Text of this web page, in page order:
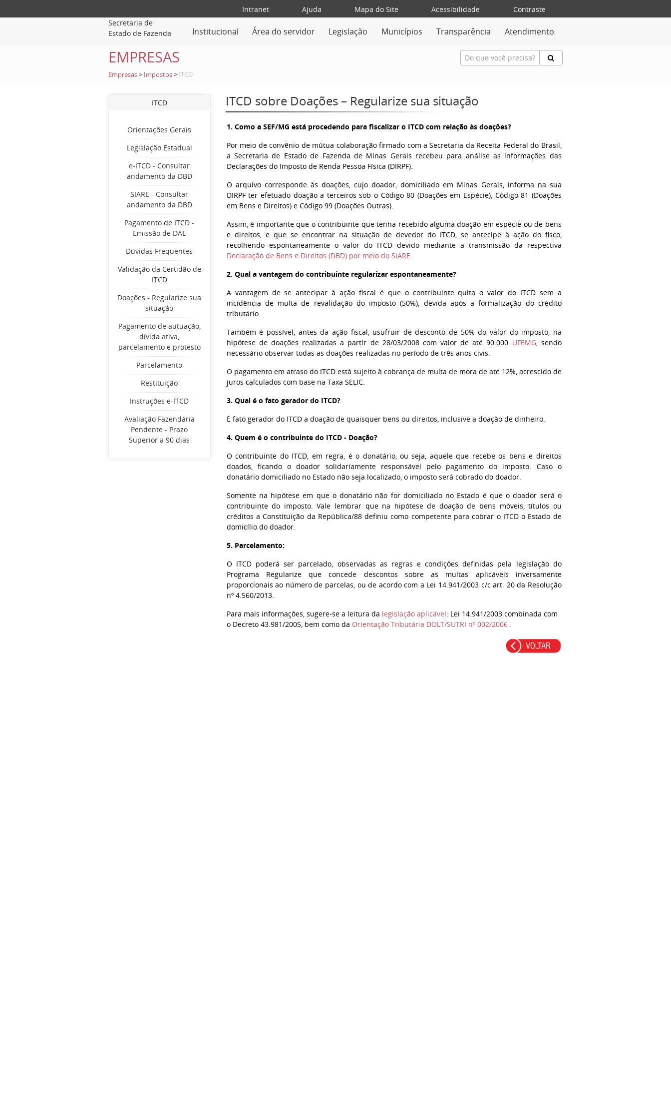
Intranet Ajuda Mapa do Site Acessibilidade
Contraste
Secretaria de
Estado de Fazenda
Institucional Área do servidor Legislação Municípios Transparência Atendimento
EMPRESAS
Empresas > Impostos > ITCD
ITCD
Orientações Gerais
Legislação Estadual
e-ITCD - Consultar
andamento da DBD
SIARE - Consultar
andamento da DBD
Pagamento de ITCD -
Emissão de DAE
Dúvidas Frequentes
Validação da Certidão de
ITCD
Doações - Regularize sua
situação
Pagamento de autuação,
dívida ativa,
parcelamento e protesto
Parcelamento
Restituição
Instruções e-ITCD
Avaliação Fazendária
Pendente - Prazo
Superior a 90 dias
ITCD sobre Doações – Regularize sua situação
1. Como a SEF/MG está procedendo para fiscalizar o ITCD com relação às doações?
Por meio de convênio de mútua colaboração firmado com a Secretaria da Receita Federal do Brasil,
a Secretaria de Estado de Fazenda de Minas Gerais recebeu para análise as informações das
Declarações do Imposto de Renda Pessoa Física (DIRPF).
O arquivo corresponde às doações, cujo doador, domiciliado em Minas Gerais, informa na sua
DIRPF ter efetuado doação a terceiros sob o Código 80 (Doações em Espécie), Código 81 (Doações
em Bens e Direitos) e Código 99 (Doações Outras).
Assim, é importante que o contribuinte que tenha recebido alguma doação em espécie ou de bens
e direitos, e que se encontrar na situação de devedor do ITCD, se antecipe à ação do fisco,
recolhendo espontaneamente o valor do ITCD devido mediante a transmissão da respectiva
Declaração de Bens e Direitos (DBD) por meio do SIARE.
2. Qual a vantagem do contribuinte regularizar espontaneamente?
A vantagem de se antecipar à ação fiscal é que o contribuinte quita o valor do ITCD sem a
incidência de multa de revalidação do imposto (50%), devida após a formalização do crédito
tributário.
Também é possível, antes da ação fiscal, usufruir de desconto de 50% do valor do imposto, na
hipótese de doações realizadas a partir de 28/03/2008 com valor de até 90.000 UFEMG, sendo
necessário observar todas as doações realizadas no período de três anos civis.
O pagamento em atraso do ITCD está sujeito à cobrança de multa de mora de até 12%, acrescido de
juros calculados com base na Taxa SELIC.
3. Qual é o fato gerador do ITCD?
É fato gerador do ITCD a doação de quaisquer bens ou direitos, inclusive a doação de dinheiro.
4. Quem é o contribuinte do ITCD - Doação?
O contribuinte do ITCD, em regra, é o donatário, ou seja, aquele que recebe os bens e direitos
doados, ficando o doador solidariamente responsável pelo pagamento do imposto. Caso o
donatário domiciliado no Estado não seja localizado, o imposto será cobrado do doador.
Somente na hipótese em que o donatário não for domiciliado no Estado é que o doador será o
contribuinte do imposto. Vale lembrar que na hipótese de doação de bens móveis, títulos ou
créditos a Constituição da República/88 definiu como competente para cobrar o ITCD o Estado de
domicílio do doador.
5. Parcelamento:
O ITCD poderá ser parcelado, observadas as regras e condições definidas pela legislação do
Programa Regularize que concede descontos sobre as multas aplicáveis inversamente
proporcionais ao número de parcelas, ou de acordo com a Lei 14.941/2003 c/c art. 20 da Resolução
nº 4.560/2013.
Para mais informações, sugere-se a leitura da legislação aplicável: Lei 14.941/2003 combinada com
o Decreto 43.981/2005, bem como da Orientação Tributária DOLT/SUTRI nº 002/2006.